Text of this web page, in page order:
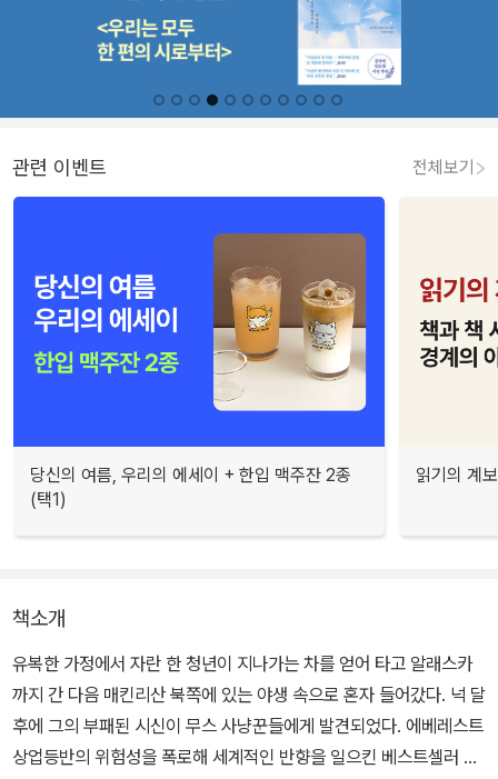
관련 이벤트 전체보기
당신의 여름, 우리의 에세이 + 한입 맥주잔 2종
(택1)
읽기의 계
책소개
유복한 가정에서 자란 한 청년이 지나가는 차를 얻어 타고 알래스카
까지 간 다음 매킨리산 북쪽에 있는 야생 속으로 혼자 들어갔다. 넉 달
후에 그의 부패된 시신이 무스 사냥꾼들에게 발견되었다. 에베레스트
상업등반의 위험성을 폭로해 세계적인 반향을 일으킨 베스트셀러 <